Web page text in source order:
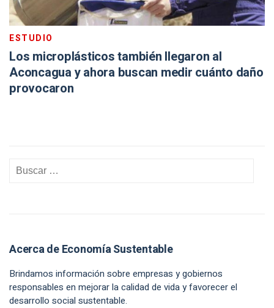
ESTUDIO
Los microplásticos también llegaron al
Aconcagua y ahora buscan medir cuánto daño
provocaron
Acerca de Economía Sustentable
Brindamos información sobre empresas y gobiernos
responsables en mejorar la calidad de vida y favorecer el
desarrollo social sustentable.